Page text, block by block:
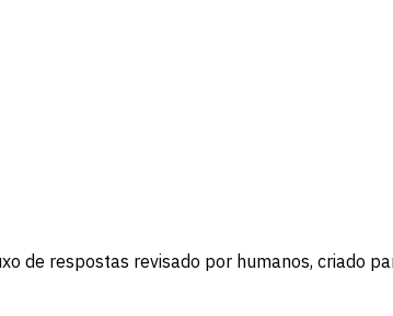
de respostas revisado por humanos, criado